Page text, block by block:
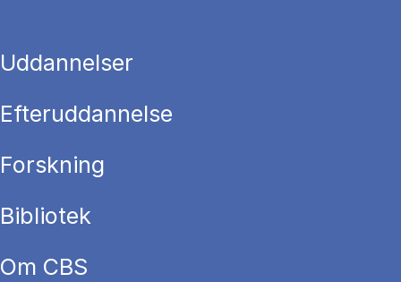
Uddannelser
Efteruddannelse
Forskning
Bibliotek
Om CBS